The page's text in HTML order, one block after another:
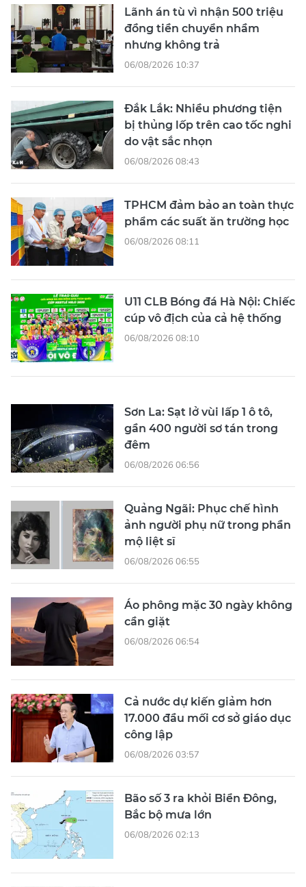
Lãnh án tù vì nhận 500 triệu
đồng tiền chuyển nhầm
nhưng không trả
06/08/2026 10:37
Đắk Lắk: Nhiều phương tiện
bị thủng lốp trên cao tốc nghi
do vật sắc nhọn
06/08/2026 08:43
TPHCM đảm bảo an toàn thực
phẩm các suất ăn trường học
06/08/2026 08:11
U11 CLB Bóng đá Hà Nội: Chiếc
cúp vô địch của cả hệ thống
06/08/2026 08:10
Sơn La: Sạt lở vùi lấp 1 ô tô,
gần 400 người sơ tán trong
đêm
06/08/2026 06:56
Quảng Ngãi: Phục chế hình
ảnh người phụ nữ trong phần
mộ liệt sĩ
06/08/2026 06:55
Áo phông mặc 30 ngày không
cần giặt
06/08/2026 06:54
Cả nước dự kiến giảm hơn
17.000 đầu mối cơ sở giáo dục
công lập
06/08/2026 03:57
Bão số 3 ra khỏi Biển Đông,
Bắc bộ mưa lớn
06/08/2026 02:13